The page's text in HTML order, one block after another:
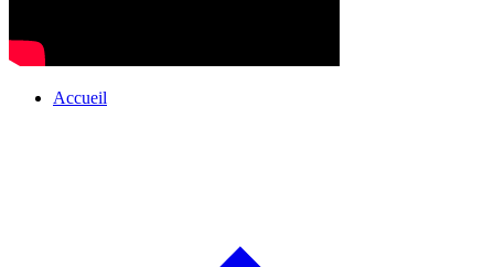
Accueil